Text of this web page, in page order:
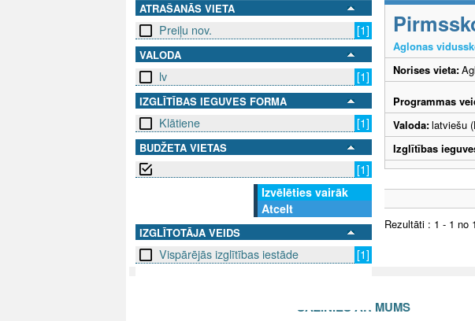
ATRAŠANĀS VIETA
Preiļu nov. [1]
VALODA
lv [1]
IZGLĪTĪBAS IEGUVES FORMA
Klātiene [1]
BUDŽETA VIETAS
[1]
Izvēlēties vairāk
Atcelt
IZGLĪTOTĀJA VEIDS
Vispārējās izglītības iestāde [1]
Aglonas
Norises vieta:
Programmas
Valoda:latviešu
Izglītības
Rezultāti : 1 - 1 no 1
SAZINIES AR MUMS